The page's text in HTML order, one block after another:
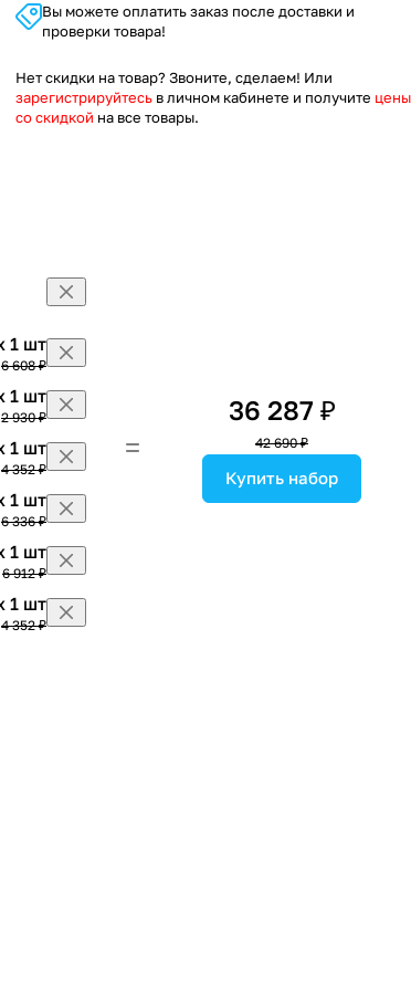
Вы можете оплатить заказ после доставки и
проверки товара!
Нет скидки на товар? Звоните, сделаем! Или
зарегистрируйтесь в личном кабинете и получите цены
со скидкой на все товары.
1 шт
6 608 ₽
1 шт
2 930 ₽
1 шт
4 352 ₽
1 шт
6 336 ₽
1 шт
6 912 ₽
1 шт
4 352 ₽
36 287 ₽
42 690 ₽
Купить набор